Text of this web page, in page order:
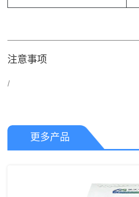
注意事项
/
更多产品